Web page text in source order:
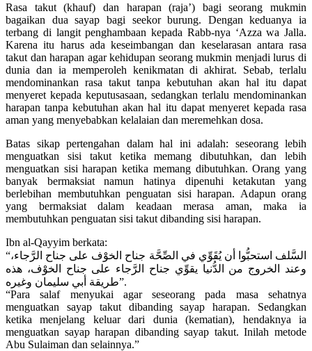
Rasa takut (khauf) dan harapan (raja’) bagi seorang mukmin
bagaikan dua sayap bagi seekor burung. Dengan keduanya ia
terbang di langit penghambaan kepada Rabb-nya ‘Azza wa Jalla.
Karena itu harus ada keseimbangan dan keselarasan antara rasa
takut dan harapan agar kehidupan seorang mukmin menjadi lurus di
dunia dan ia memperoleh kenikmatan di akhirat. Sebab, terlalu
mendominankan rasa takut tanpa kebutuhan akan hal itu dapat
menyeret kepada keputusasaan, sedangkan terlalu mendominankan
harapan tanpa kebutuhan akan hal itu dapat menyeret kepada rasa
aman yang menyebabkan kelalaian dan meremehkan dosa.
Batas sikap pertengahan dalam hal ini adalah: seseorang lebih
menguatkan sisi takut ketika memang dibutuhkan, dan lebih
menguatkan sisi harapan ketika memang dibutuhkan. Orang yang
banyak bermaksiat namun hatinya dipenuhi ketakutan yang
berlebihan membutuhkan penguatan sisi harapan. Adapun orang
yang bermaksiat dalam keadaan merasa aman, maka ia
membutuhkan penguatan sisi takut dibanding sisi harapan.
Ibn al-Qayyim berkata:
“السَّلف استحبُّوا أن يُقَوِّي في الصِّحَّة جناح الخوْف على جناح الرَّجاء،
وعند الخروج من الدُّنيا يقوِّي جناح الرَّجاء على جناح الخوْف، هذه
طريقة أبي سليمان وغيره”.
“Para salaf menyukai agar seseorang pada masa sehatnya
menguatkan sayap takut dibanding sayap harapan. Sedangkan
ketika menjelang keluar dari dunia (kematian), hendaknya ia
menguatkan sayap harapan dibanding sayap takut. Inilah metode
Abu Sulaiman dan selainnya.”